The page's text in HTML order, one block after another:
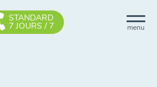
menu
STANDARD
7 JOURS / 7